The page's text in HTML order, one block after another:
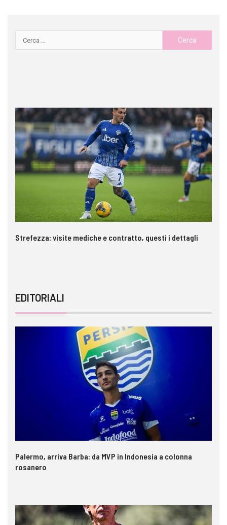
Strefezza: visite mediche e contratto, questi i dettagli
EDITORIALI
Palermo, arriva Barba: da MVP in Indonesia a colonna
rosanero